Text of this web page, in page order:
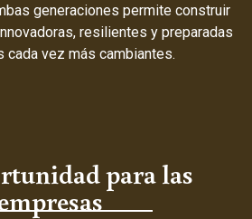
generaciones permite construir
resilientes y preparadas
cada vez más cambiantes.
para las